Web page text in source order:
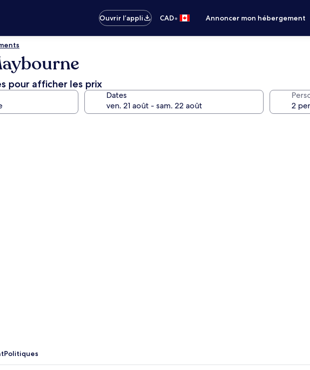
Ouvrir l’appli
CAD• Annoncer mon hébergement
pour afficher les prix
Dates
Politiques